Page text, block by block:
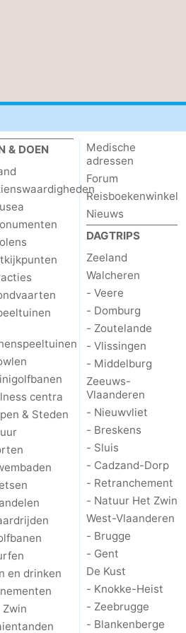
& DOEN
centra
& Steden
en drinken
Zwin
Medische
adressen
Forum
Reisboekenwinkel
Nieuws
DAGTRIPS
Zeeland
Walcheren
- Veere
- Domburg
- Zoutelande
- Vlissingen
- Middelburg
Zeeuws-
Vlaanderen
- Nieuwvliet
- Breskens
- Sluis
- Cadzand-Dorp
- Retranchement
- Natuur Het Zwin
West-Vlaanderen
- Brugge
- Gent
De Kust
- Knokke-Heist
- Zeebrugge
- Blankenberge